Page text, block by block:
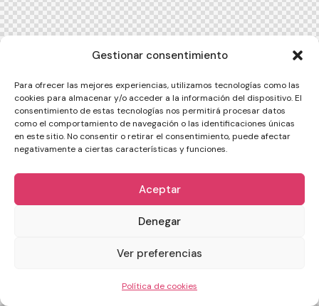
Gestionar consentimiento
Para ofrecer las mejores experiencias, utilizamos tecnologías como las
cookies para almacenar y/o acceder a la información del dispositivo. El
consentimiento de estas tecnologías nos permitirá procesar datos
como el comportamiento de navegación o las identificaciones únicas
en este sitio. No consentir o retirar el consentimiento, puede afectar
negativamente a ciertas características y funciones.
Aceptar
Denegar
Ver preferencias
Política de cookies